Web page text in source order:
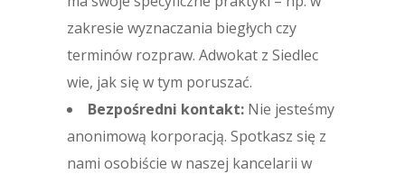
zakresie wyznaczania biegłych czy
terminów rozpraw. Adwokat z Siedlec
wie, jak się w tym poruszać.
Bezpośredni kontakt: Nie jesteśmy
anonimową korporacją. Spotkasz się z
nami osobiście w naszej kancelarii w